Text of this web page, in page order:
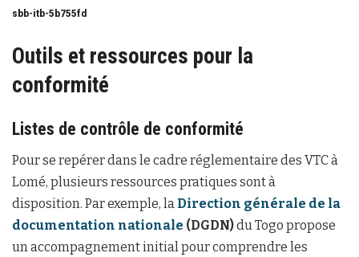
sbb-itb-5b755fd
Outils et ressources pour la
conformité
Listes de contrôle de conformité
Pour se repérer dans le cadre réglementaire des VTC à
Lomé, plusieurs ressources pratiques sont à
disposition. Par exemple, la Direction générale de la
documentation nationale (DGDN)du Togo propose
un accompagnement initial pour comprendre les